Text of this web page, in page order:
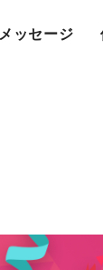
メッセージ